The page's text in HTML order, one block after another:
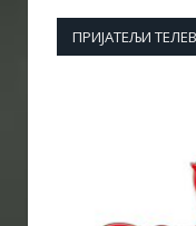
ПРИЈАТЕЉИ